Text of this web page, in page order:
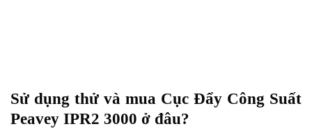
Sử dụng thử và mua Cục Đẩy Công Suất
Peavey IPR2 3000 ở đâu?